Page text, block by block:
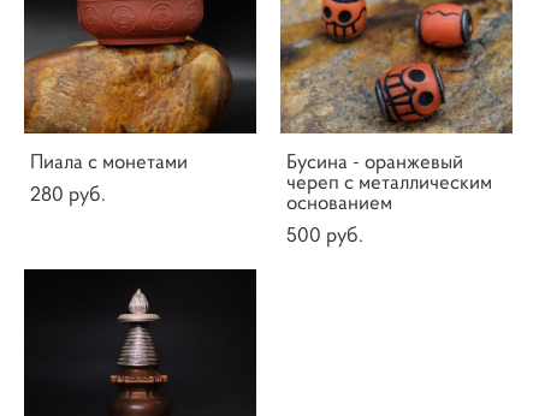
Пиала с монетами
280 pуб.
Бусина - оранжевый
череп с металлическим
основанием
500 pуб.